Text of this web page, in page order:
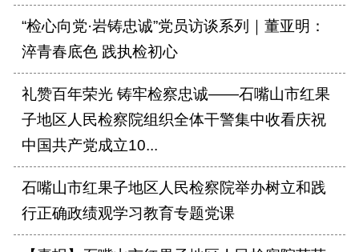
“检心向党·岩铸忠诚”党员访谈系列｜董亚明：
淬青春底色 践执检初心
礼赞百年荣光 铸牢检察忠诚——石嘴山市红果
子地区人民检察院组织全体干警集中收看庆祝
中国共产党成立10...
石嘴山市红果子地区人民检察院举办树立和践
行正确政绩观学习教育专题党课